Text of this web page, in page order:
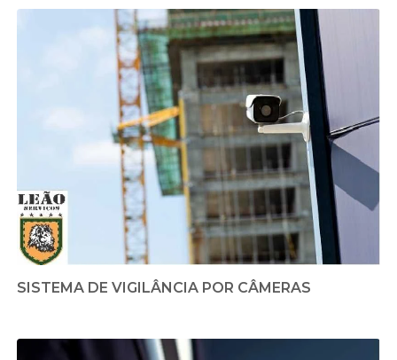
SISTEMA DE VIGILÂNCIA POR CÂMERAS